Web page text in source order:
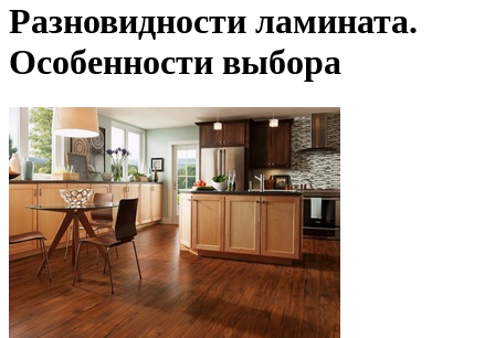
Разновидности ламината.
Особенности выбора